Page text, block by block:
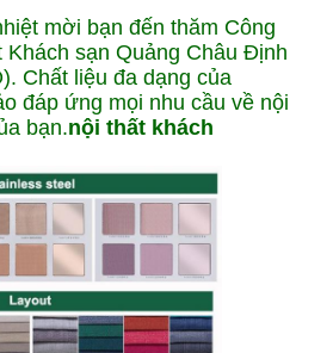
mời bạn đến thăm Công
Khách sạn Quảng Châu Định
Chất liệu đa dạng của
đáp ứng mọi nhu cầu về nội
bạn.nội thất khách